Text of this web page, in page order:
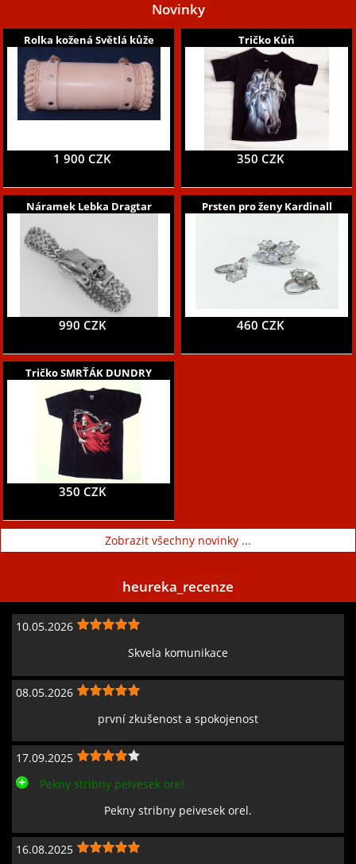
Novinky
Rolka kožená Světlá kůže
1 900 CZK
Tričko Kůň
350 CZK
Náramek Lebka Dragtar
990 CZK
Prsten pro ženy Kardinall
460 CZK
Tričko SMRŤÁK DUNDRY
350 CZK
Zobrazit všechny novinky ...
heureka_recenze
10.05.2026
Skvela komunikace
08.05.2026
první zkušenost a spokojenost
17.09.2025
Pekny stribny peivesek orel.
Pekny stribny peivesek orel.
16.08.2025